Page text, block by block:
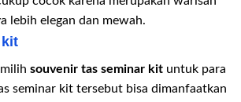
lebih elegan dan mewah.
kit
souvenir tas seminar kit untuk para
seminar kit tersebut bisa dimanfaatkan